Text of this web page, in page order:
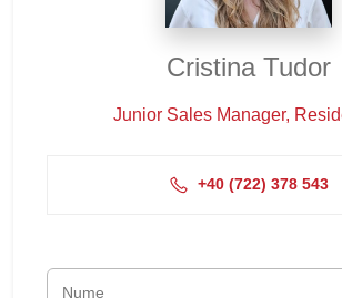
Cristina Tudor
Junior Sales Manager,
+4‭0 (722) 378 543‬